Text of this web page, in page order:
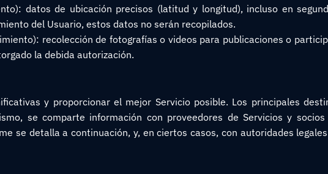
datos de ubicación precisos (latitud y longitud), incluso en
del Usuario, estos datos no serán recopilados.
recolección de fotografías o videos para publicaciones o
la debida autorización.
y proporcionar el mejor Servicio posible. Los principales
se comparte información con proveedores de Servicios y
se detalla a continuación, y, en ciertos casos, con autoridades